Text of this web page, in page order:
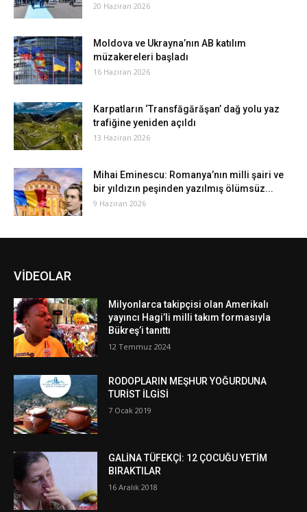
20 Haziran 2026
Moldova ve Ukrayna’nın AB katılım
müzakereleri başladı
16 Haziran 2026
Karpatların ‘Transfăgărăşan’ dağ yolu yaz
trafiğine yeniden açıldı
13 Haziran 2026
Mihai Eminescu: Romanya’nın milli şairi ve
bir yıldızın peşinden yazılmış ölümsüz...
9 Haziran 2026
VİDEOLAR
Milyonlarca takipçisi olan Amerikalı
yayıncı Hagi’li milli takım formasıyla
Bükreş’i tanıttı
12 Temmuz 2024
RODOPLARIN MEŞHUR YOĞURDUNA
TURİST İLGİSİ
7 Ocak 2019
GALİNA TÜFEKÇİ: 12 ÇOCUĞU YETİM
BIRAKTILAR
16 Aralık 2018